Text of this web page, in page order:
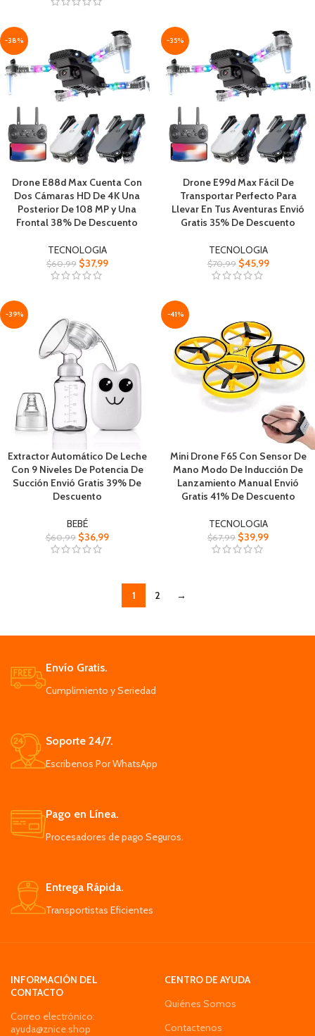
-38%
Drone E88d Max Cuenta Con
Dos Cámaras HD De 4K Una
Posterior De 108 MP y Una
Frontal 38% De Descuento
TECNOLOGIA
$60,99 $37,99
-35%
Drone E99d Max Fácil De
Transportar Perfecto Para
Llevar En Tus Aventuras Envió
Gratis 35% De Descuento
TECNOLOGIA
$70,99 $45,99
-39%
Extractor Automático De Leche
Con 9 Niveles De Potencia De
Succión Envió Gratis 39% De
Descuento
BEBÉ
$60,99 $36,99
-41%
Mini Drone F65 Con Sensor De
Mano Modo De Inducción De
Lanzamiento Manual Envió
Gratis 41% De Descuento
TECNOLOGIA
$67,99 $39,99
1 2 →
Envío Gratis.
Cumplimiento y Seriedad
Soporte 24/7.
Escribenos Por WhatsApp
Pago en Línea.
Procesadores de pago Seguros.
Entrega Rápida.
Transportistas Eficientes
INFORMACIÓN DEL
CONTACTO
Correo electrónico:
ayuda@znice.shop
CENTRO DE AYUDA
Quiénes Somos
Contactenos